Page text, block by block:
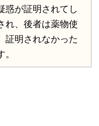
惑が証明されてし
れ、後者は薬物使
証明されなかった